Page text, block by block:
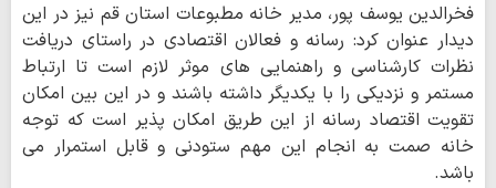
فخرالدین یوسف پور، مدیر خانه مطبوعات استان قم نیز در این
دیدار عنوان کرد: رسانه و فعالان اقتصادی در راستای دریافت
نظرات کارشناسی و راهنمایی های موثر لازم است تا ارتباط
مستمر و نزدیکی را با یکدیگر داشته باشند و در این بین امکان
تقویت اقتصاد رسانه از این طریق امکان پذیر است که توجه
خانه صمت به انجام این مهم ستودنی و قابل استمرار می
باشد.